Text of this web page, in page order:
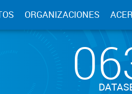
ORGANIZACIONES